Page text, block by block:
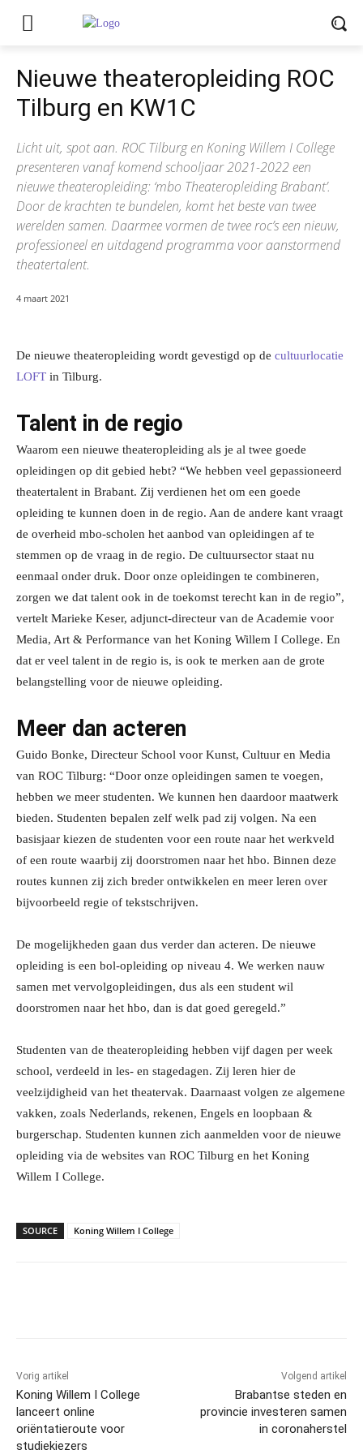
Nieuwe theateropleiding ROC
Tilburg en KW1C
Licht uit, spot aan. ROC Tilburg en Koning Willem I College
presenteren vanaf komend schooljaar 2021-2022 een
nieuwe theateropleiding: ‘mbo Theateropleiding Brabant’.
Door de krachten te bundelen, komt het beste van twee
werelden samen. Daarmee vormen de twee roc’s een nieuw,
professioneel en uitdagend programma voor aanstormend
theatertalent.
4 maart 2021
De nieuwe theateropleiding wordt gevestigd op de cultuurlocatie
LOFT in Tilburg.
Talent in de regio
Waarom een nieuwe theateropleiding als je al twee goede
opleidingen op dit gebied hebt? “We hebben veel gepassioneerd
theatertalent in Brabant. Zij verdienen het om een goede
opleiding te kunnen doen in de regio. Aan de andere kant vraagt
de overheid mbo-scholen het aanbod van opleidingen af te
stemmen op de vraag in de regio. De cultuursector staat nu
eenmaal onder druk. Door onze opleidingen te combineren,
zorgen we dat talent ook in de toekomst terecht kan in de regio”,
vertelt Marieke Keser, adjunct-directeur van de Academie voor
Media, Art & Performance van het Koning Willem I College. En
dat er veel talent in de regio is, is ook te merken aan de grote
belangstelling voor de nieuwe opleiding.
Meer dan acteren
Guido Bonke, Directeur School voor Kunst, Cultuur en Media
van ROC Tilburg: “Door onze opleidingen samen te voegen,
hebben we meer studenten. We kunnen hen daardoor maatwerk
bieden. Studenten bepalen zelf welk pad zij volgen. Na een
basisjaar kiezen de studenten voor een route naar het werkveld
of een route waarbij zij doorstromen naar het hbo. Binnen deze
routes kunnen zij zich breder ontwikkelen en meer leren over
bijvoorbeeld regie of tekstschrijven.
De mogelijkheden gaan dus verder dan acteren. De nieuwe
opleiding is een bol-opleiding op niveau 4. We werken nauw
samen met vervolgopleidingen, dus als een student wil
doorstromen naar het hbo, dan is dat goed geregeld.”
Studenten van de theateropleiding hebben vijf dagen per week
school, verdeeld in les- en stagedagen. Zij leren hier de
veelzijdigheid van het theatervak. Daarnaast volgen ze algemene
vakken, zoals Nederlands, rekenen, Engels en loopbaan &
burgerschap. Studenten kunnen zich aanmelden voor de nieuwe
opleiding via de websites van ROC Tilburg en het Koning
Willem I College.
SOURCE Koning Willem I College
Vorig artikel
Koning Willem I College
lanceert online
oriëntatieroute voor
studiekiezers
Volgend artikel
Brabantse steden en
provincie investeren samen
in coronaherstel